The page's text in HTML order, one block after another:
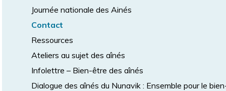
Journée nationale des Ainés
Contact
Ressources
Ateliers au sujet des aînés
Infolettre – Bien-être des aînés
Dialogue des aînés du Nunavik : Ensemble pour le